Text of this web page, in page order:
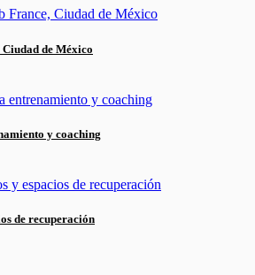
de México
y coaching
de recuperación